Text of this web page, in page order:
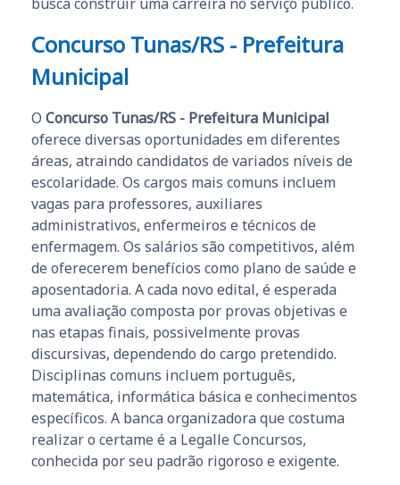
Concurso Tunas/RS - Prefeitura
Municipal
O Concurso Tunas/RS - Prefeitura Municipal
oferece diversas oportunidades em diferentes
áreas, atraindo candidatos de variados níveis de
escolaridade. Os cargos mais comuns incluem
vagas para professores, auxiliares
administrativos, enfermeiros e técnicos de
enfermagem. Os salários são competitivos, além
de oferecerem benefícios como plano de saúde e
aposentadoria. A cada novo edital, é esperada
uma avaliação composta por provas objetivas e
nas etapas finais, possivelmente provas
discursivas, dependendo do cargo pretendido.
Disciplinas comuns incluem português,
matemática, informática básica e conhecimentos
específicos. A banca organizadora que costuma
realizar o certame é a Legalle Concursos,
conhecida por seu padrão rigoroso e exigente.